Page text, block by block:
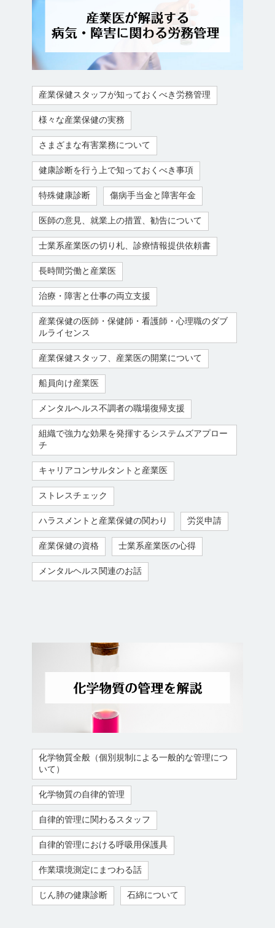
産業保健スタッフが知っておくべき労務管理
様々な産業保健の実務
さまざまな有害業務について
健康診断を行う上で知っておくべき事項
特殊健康診断 傷病手当金と障害年金
医師の意見、就業上の措置、勧告について
士業系産業医の切り札、診療情報提供依頼書
長時間労働と産業医
治療・障害と仕事の両立支援
産業保健の医師・保健師・看護師・心理職のダブ
ルライセンス
産業保健スタッフ、産業医の開業について
船員向け産業医
メンタルヘルス不調者の職場復帰支援
組織で強力な効果を発揮するシステムズアプロー
チ
キャリアコンサルタントと産業医
ストレスチェック
ハラスメントと産業保健の関わり 労災申請
産業保健の資格 士業系産業医の心得
メンタルヘルス関連のお話
化学物質全般（個別規制による一般的な管理につ
いて）
化学物質の自律的管理
自律的管理に関わるスタッフ
自律的管理における呼吸用保護具
作業環境測定にまつわる話
じん肺の健康診断 石綿について